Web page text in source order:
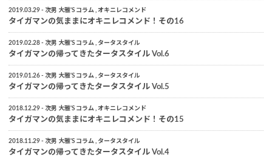
2019.03.29 次男 大雅'S コラム オキニレコメンド
タイガマンの気ままにオキニレコメンド！その16
2019.02.28 次男 大雅'S コラム タータスタイル
タイガマンの帰ってきたタータスタイル Vol.6
2019.01.26 次男 大雅'S コラム タータスタイル
タイガマンの帰ってきたタータスタイル Vol.5
2018.12.29 次男 大雅'S コラム オキニレコメンド
タイガマンの気ままにオキニレコメンド！その15
2018.11.29 次男 大雅'S コラム タータスタイル
タイガマンの帰ってきたタータスタイル Vol.4